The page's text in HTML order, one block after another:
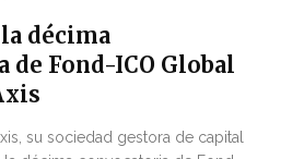
décima
de Fond-ICO Global
su sociedad gestora de capital